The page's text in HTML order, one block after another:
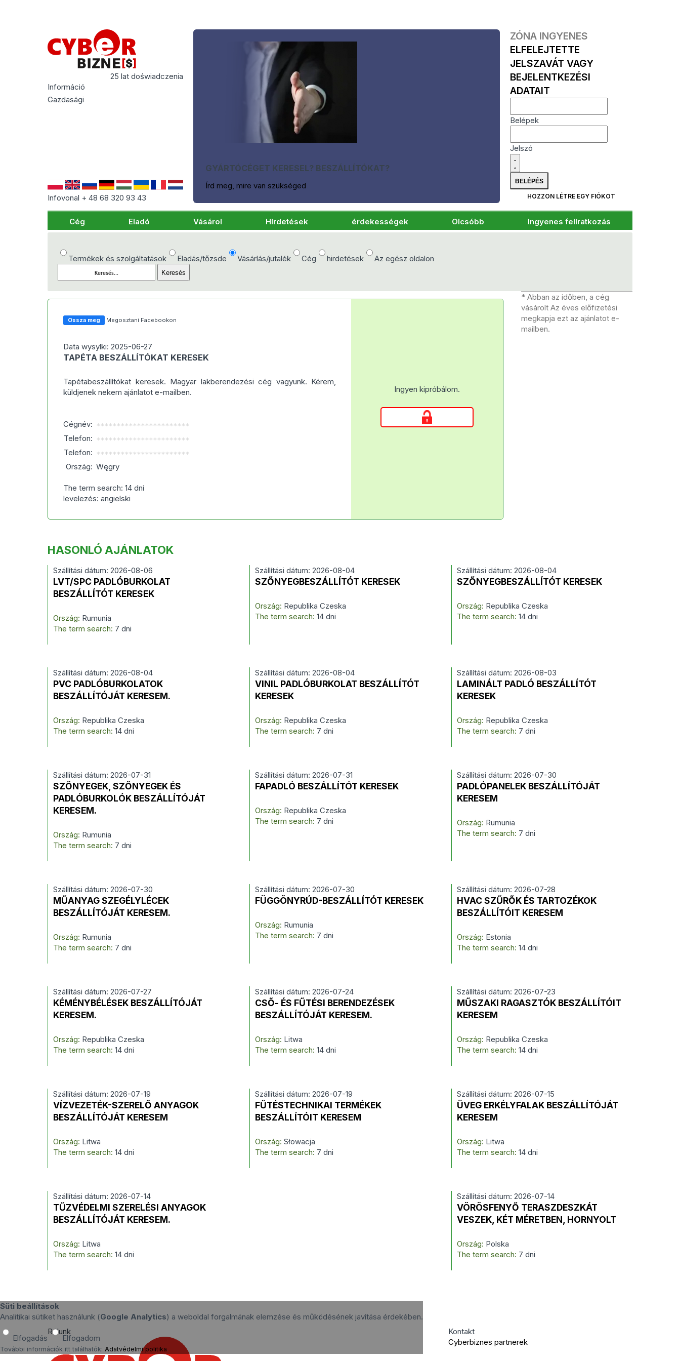
25 lat doświadczenia
Információ
Gazdasági
Infovonal + 48 68 320 93 43
GYÁRTÓCÉGET KERESEL? BESZÁLLÍTÓKAT?
Írd meg, mire van szükséged
ZÓNA INGYENES
ELFELEJTETTE
JELSZAVÁT VAGY
BEJELENTKEZÉSI
ADATAIT
Belépek
Jelszó
HOZZON LÉTRE EGY FIÓKOT
Cég Eladó Vásárol Hírdetések érdekességek Olcsóbb Ingyenes felíratkozás
Termékek és szolgáltatások Eladás/tőzsde Vásárlás/jutalék Cég hirdetések Az egész oldalon
Ossza meg Megosztani Facebookon
Data wysylki: 2025-06-27
TAPÉTA BESZÁLLÍTÓKAT KERESEK
Tapétabeszállítókat keresek. Magyar lakberendezési cég vagyunk. Kérem,
küldjenek nekem ajánlatot e-mailben.
Cégnév: ***********************
Telefon: ***********************
Telefon: ***********************
Ország: Węgry
The term search: 14 dni
levelezés: angielski
Ingyen kipróbálom.
* Abban az időben, a cég
vásárolt Az éves előfizetési
megkapja ezt az ajánlatot e-
mailben.
HASONLÓ AJÁNLATOK
Szállítási dátum: 2026-08-06
LVT/SPC PADLÓBURKOLAT
BESZÁLLÍTÓT KERESEK
Ország: Rumunia
The term search: 7 dni
Szállítási dátum: 2026-08-04
SZŐNYEGBESZÁLLÍTÓT KERESEK
Ország: Republika Czeska
The term search: 14 dni
Szállítási dátum: 2026-08-04
SZŐNYEGBESZÁLLÍTÓT KERESEK
Ország: Republika Czeska
The term search: 14 dni
Szállítási dátum: 2026-08-04
PVC PADLÓBURKOLATOK
BESZÁLLÍTÓJÁT KERESEM.
Ország: Republika Czeska
The term search:14 dni
Szállítási dátum: 2026-08-04
VINIL PADLÓBURKOLAT BESZÁLLÍTÓT
KERESEK
Ország: Republika Czeska
The term search: 7 dni
Szállítási dátum: 2026-08-03
LAMINÁLT PADLÓ BESZÁLLÍTÓT
KERESEK
Ország: Republika Czeska
The term search: 7 dni
Szállítási dátum: 2026-07-31
SZŐNYEGEK, SZŐNYEGEK ÉS
PADLÓBURKOLÓK BESZÁLLÍTÓJÁT
KERESEM.
Ország: Rumunia
The term search: 7 dni
Szállítási dátum: 2026-07-31
FAPADLÓ BESZÁLLÍTÓT KERESEK
Ország: Republika Czeska
The term search: 7 dni
Szállítási dátum: 2026-07-30
PADLÓPANELEK BESZÁLLÍTÓJÁT
KERESEM
Ország: Rumunia
The term search: 7 dni
Szállítási dátum: 2026-07-30
MŰANYAG SZEGÉLYLÉCEK
BESZÁLLÍTÓJÁT KERESEM.
Ország: Rumunia
The term search: 7 dni
Szállítási dátum: 2026-07-30
FÜGGÖNYRÚD-BESZÁLLÍTÓT KERESEK
Ország: Rumunia
The term search: 7 dni
Szállítási dátum: 2026-07-28
HVAC SZŰRŐK ÉS TARTOZÉKOK
BESZÁLLÍTÓIT KERESEM
Ország: Estonia
The term search: 14 dni
Szállítási dátum: 2026-07-27
KÉMÉNYBÉLÉSEK BESZÁLLÍTÓJÁT
KERESEM.
Ország: Republika Czeska
The term search:14 dni
Szállítási dátum: 2026-07-24
CSŐ- ÉS FŰTÉSI BERENDEZÉSEK
BESZÁLLÍTÓJÁT KERESEM.
Ország: Litwa
The term search: 14 dni
Szállítási dátum: 2026-07-23
MŰSZAKI RAGASZTÓK BESZÁLLÍTÓIT
KERESEM
Ország: Republika Czeska
The term search: 14 dni
Szállítási dátum: 2026-07-19
VÍZVEZETÉK-SZERELŐ ANYAGOK
BESZÁLLÍTÓJÁT KERESEM
Ország: Litwa
The term search:14 dni
Szállítási dátum: 2026-07-19
FŰTÉSTECHNIKAI TERMÉKEK
BESZÁLLÍTÓIT KERESEM
Ország: Słowacja
The term search: 7 dni
Szállítási dátum: 2026-07-15
ÜVEG ERKÉLYFALAK BESZÁLLÍTÓJÁT
KERESEM
Ország: Litwa
The term search: 14 dni
Szállítási dátum: 2026-07-14
TŰZVÉDELMI SZERELÉSI ANYAGOK
BESZÁLLÍTÓJÁT KERESEM.
Ország: Litwa
The term search:14 dni
Szállítási dátum: 2026-07-14
VÖRÖSFENYŐ TERASZDESZKÁT
VESZEK, KÉT MÉRETBEN, HORNYOLT
Ország: Polska
The term search: 7 dni
Süti beállítások
Analitikai sütiket használunk (Google Analytics) a weboldal forgalmának elemzése és működésének javítása érdekében.
Elfogadás Elfogadom
További információk itt találhatók: Adatvédelmi politika.
Rólunk
Kontakt
Cyberbiznes partnerek